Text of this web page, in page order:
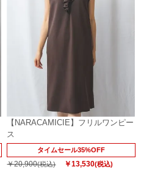
【NARACAMICIE】フリルワンピー
ス
タイムセール35%OFF
￥20,900(税込) ￥13,530(税込)